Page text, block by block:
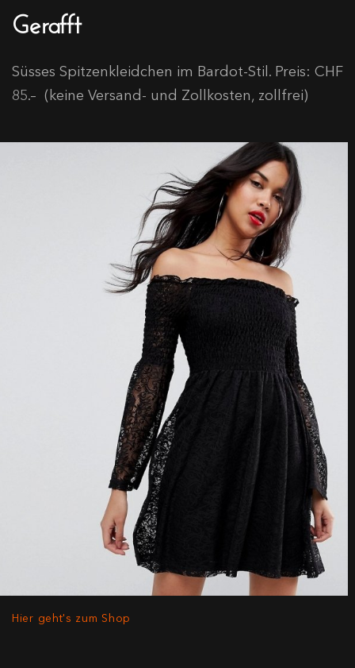
Gerafft
Süsses Spitzenkleidchen im Bardot-Stil. Preis: CHF
85.– (keine Versand- und Zollkosten, zollfrei)
Hier geht's zum Shop